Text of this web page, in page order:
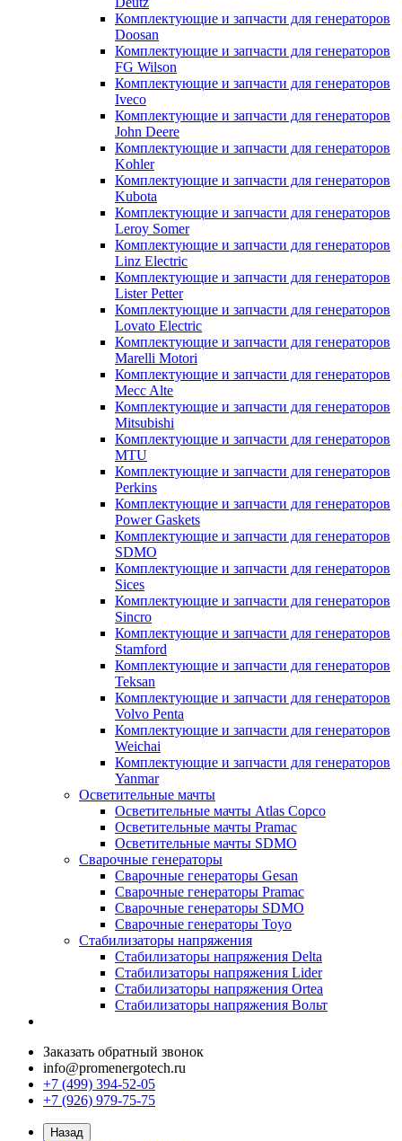
Комплектующие и запчасти для генераторов
Doosan
Комплектующие и запчасти для генераторов
FG Wilson
Комплектующие и запчасти для генераторов
Iveco
Комплектующие и запчасти для генераторов
John Deere
Комплектующие и запчасти для генераторов
Kohler
Комплектующие и запчасти для генераторов
Kubota
Комплектующие и запчасти для генераторов
Leroy Somer
Комплектующие и запчасти для генераторов
Linz Electric
Комплектующие и запчасти для генераторов
Lister Petter
Комплектующие и запчасти для генераторов
Lovato Electric
Комплектующие и запчасти для генераторов
Marelli Motori
Комплектующие и запчасти для генераторов
Mecc Alte
Комплектующие и запчасти для генераторов
Mitsubishi
Комплектующие и запчасти для генераторов
MTU
Комплектующие и запчасти для генераторов
Perkins
Комплектующие и запчасти для генераторов
Power Gaskets
Комплектующие и запчасти для генераторов
SDMO
Комплектующие и запчасти для генераторов
Sices
Комплектующие и запчасти для генераторов
Sincro
Комплектующие и запчасти для генераторов
Stamford
Комплектующие и запчасти для генераторов
Teksan
Комплектующие и запчасти для генераторов
Volvo Penta
Комплектующие и запчасти для генераторов
Weichai
Комплектующие и запчасти для генераторов
Yanmar
Осветительные мачты
Осветительные мачты Atlas Copco
Осветительные мачты Pramac
Осветительные мачты SDMO
Сварочные генераторы
Сварочные генераторы Gesan
Сварочные генераторы Pramac
Сварочные генераторы SDMO
Сварочные генераторы Toyo
Стабилизаторы напряжения
Стабилизаторы напряжения Delta
Стабилизаторы напряжения Lider
Стабилизаторы напряжения Ortea
Стабилизаторы напряжения Вольт
Заказать обратный звонок
info@promenergotech.ru
+7 (499) 394-52-05
+7 (926) 979-75-75
Назад